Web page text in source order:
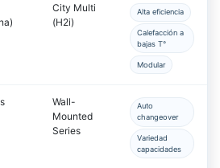
City Multi
(H2i)
Alta eficiencia
Calefacción a
bajas T°
Modular
Wall-
Mounted
Series
Auto
changeover
Variedad
capacidades